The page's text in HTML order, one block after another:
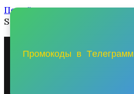
Перейти к содержанию
Search for:
Магнит
Промокоды в Телеграмм